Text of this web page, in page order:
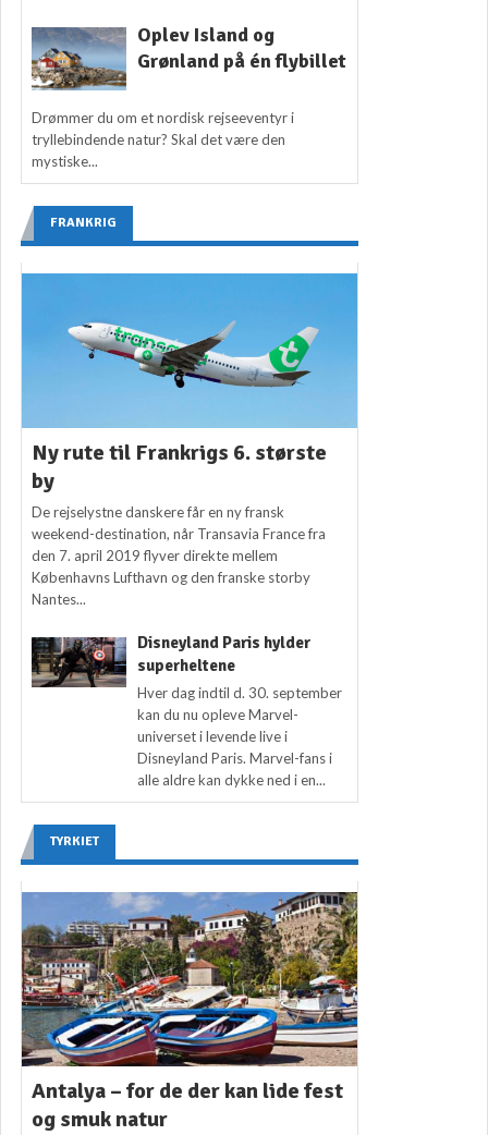
Oplev Island og
Grønland på én flybillet
Drømmer du om et nordisk rejseeventyr i
tryllebindende natur? Skal det være den
mystiske...
FRANKRIG
Ny rute til Frankrigs 6. største
by
De rejselystne danskere får en ny fransk
weekend-destination, når Transavia France fra
den 7. april 2019 flyver direkte mellem
Københavns Lufthavn og den franske storby
Nantes...
Disneyland Paris hylder
superheltene
Hver dag indtil d. 30. september
kan du nu opleve Marvel-
universet i levende live i
Disneyland Paris. Marvel-fans i
alle aldre kan dykke ned i en...
TYRKIET
Antalya – for de der kan lide fest
og smuk natur